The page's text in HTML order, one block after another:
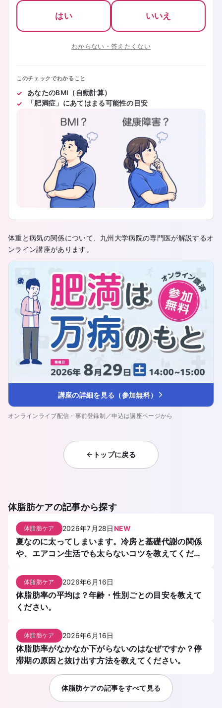
はい いいえ
わからない・答えたくない
このチェックでわかること
あなたのBMI（自動計算）
「肥満症」にあてはまる可能性の目安
体重と病気の関係について、九州大学病院の専門医が解説するオ
ンライン講座があります。
講座の詳細を見る（参加無料）
オンラインライブ配信・事前登録制／申込は講座ページから
トップに戻る
体脂肪ケアの記事から探す
体脂肪ケア 2026年7月28日NEW
夏なのに太ってしまいます。冷房と基礎代謝の関係
や、エアコン生活でも太らないコツを教えてくださ
体脂肪ケア 2026年6月16日
体脂肪率の平均は？年齢・性別ごとの目安を教えて
ください。
体脂肪ケア 2026年6月16日
体脂肪率がなかなか下がらないのはなぜですか？停
滞期の原因と抜け出す方法を教えてください。
体脂肪ケアの記事をすべて見る